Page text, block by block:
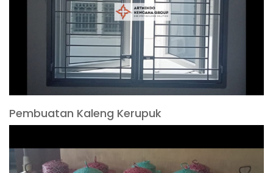
Pembuatan Kaleng Kerupuk